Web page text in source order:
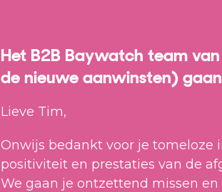
Het B2B Baywatch team
de nieuwe aanwinsten)
Lieve Tim,
Onwijs bedankt voor je tomeloze
positiviteit en prestaties van de
We gaan je ontzettend missen